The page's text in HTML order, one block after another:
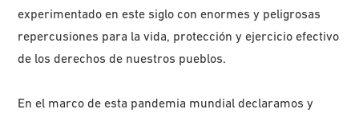
experimentado en este siglo con enormes y peligrosas
repercusiones para la vida, protección y ejercicio efectivo
de los derechos de nuestros pueblos.
En el marco de esta pandemia mundial declaramos y